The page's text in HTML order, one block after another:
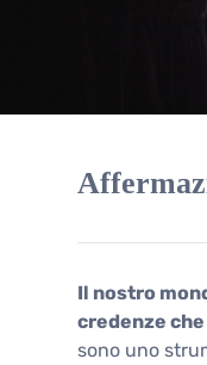
Il nostro
credenze
sono uno